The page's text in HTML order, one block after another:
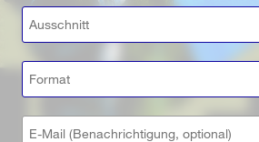
Ausschnitt
Format
E-Mail (Benachrichtigung, optional)